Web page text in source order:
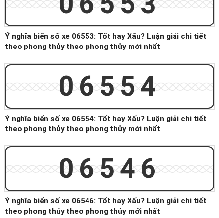
Ý nghĩa biển số xe 06553: Tốt hay Xấu? Luận giải chi tiết
theo phong thủy theo phong thủy mới nhất
06554
Ý nghĩa biển số xe 06554: Tốt hay Xấu? Luận giải chi tiết
theo phong thủy theo phong thủy mới nhất
06546
Ý nghĩa biển số xe 06546: Tốt hay Xấu? Luận giải chi tiết
theo phong thủy theo phong thủy mới nhất